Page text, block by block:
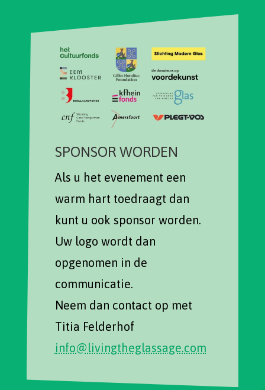
SPONSOR WORDEN
Als u het evenement een
warm hart toedraagt dan
kunt u ook sponsor worden.
Uw logo wordt dan
opgenomen in de
communicatie.
Neem dan contact op met
Titia Felderhof
info@livingtheglassage.com